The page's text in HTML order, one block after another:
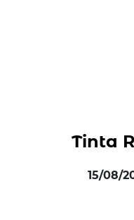
Tinta
15/08/